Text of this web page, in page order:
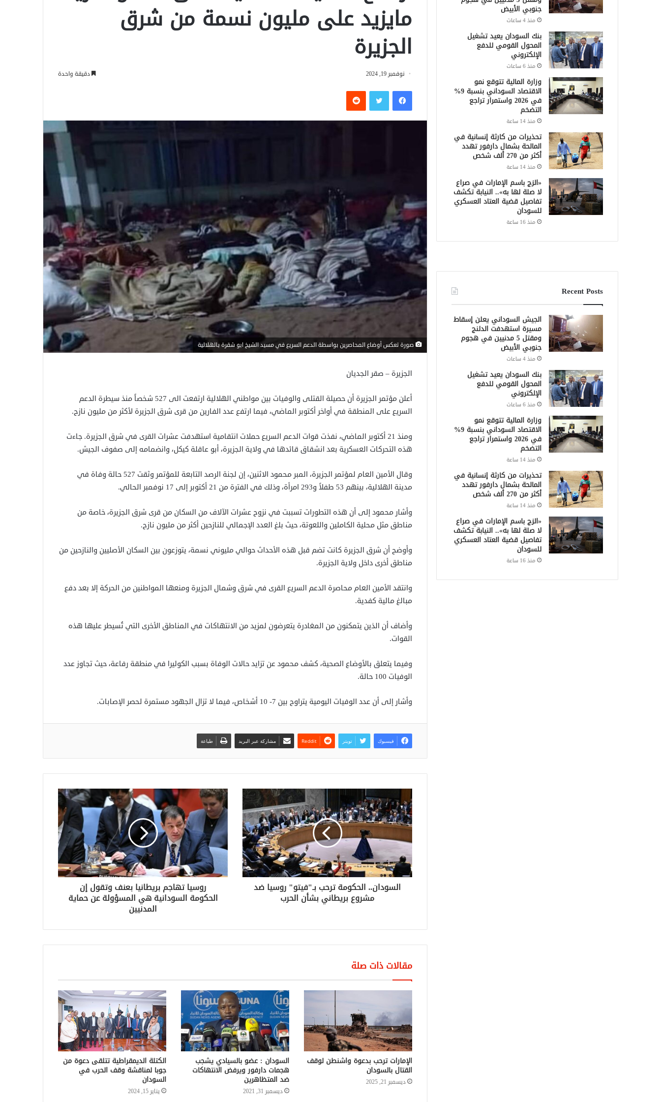
مايزيد على مليون نسمة من شرق
الجزيرة
نوفمبر 19, 2024 دقيقة واحدة
فيسبوكتويتر
صورة تعكس أوضاع المحاصرين بواسطة الدعم السريع في مسيد الشيخ ابو شقرة بالهلالية
الجزيرة – صقر الجديان
أعلن مؤتمر الجزيرة أن حصيلة القتلى والوفيات بين مواطني الهلالية ارتفعت الى 527 شخصاً منذ سيطرة الدعم
السريع على المنطقة في أواخر أكتوبر الماضي، فيما ارتفع عدد الفارين من قرى شرق الجزيرة لأكثر من مليون نازح.
ومنذ 21 أكتوبر الماضي، نفذت قوات الدعم السريع حملات انتقامية استهدفت عشرات القرى في شرق الجزيرة. جاءت
هذه التحركات العسكرية بعد انشقاق قائدها في ولاية الجزيرة، أبو عاقلة كيكل، وانضمامه إلى صفوف الجيش.
وقال الأمين العام لمؤتمر الجزيرة، المبر محمود الاثنين، إن لجنة الرصد التابعة للمؤتمر وثقت 527 حالة وفاة في
مدينة الهلالية، بينهم 53 طفلاً و293 امرأة، وذلك في الفترة من 21 أكتوبر إلى 17 نوفمبر الحالي.
وأشار محمود إلى أن هذه التطورات تسببت في نزوح عشرات الآلاف من السكان من قرى شرق الجزيرة، خاصة من
مناطق مثل محلية الكاملين واللعوتة، حيث بلغ العدد الإجمالي للنازحين أكثر من مليون نازح.
وأوضح أن شرق الجزيرة كانت تضم قبل هذه الأحداث حوالي مليوني نسمة، يتوزعون بين السكان الأصليين والنازحين من
مناطق أخرى داخل ولاية الجزيرة.
وانتقد الأمين العام محاصرة الدعم السريع القرى في شرق وشمال الجزيرة ومنعها المواطنين من الحركة إلا بعد دفع
مبالغ مالية كفدية.
وأضاف أن الذين يتمكنون من المغادرة يتعرضون لمزيد من الانتهاكات في المناطق الأخرى التي تُسيطر عليها هذه
القوات.
وفيما يتعلق بالأوضاع الصحية، كشف محمود عن تزايد حالات الوفاة بسبب الكوليرا في منطقة رفاعة، حيث تجاوز عدد
الوفيات 100 حالة.
وأشار إلى أن عدد الوفيات اليومية يتراوح بين 7- 10 أشخاص، فيما لا تزال الجهود مستمرة لحصر الإصابات.
فيسبوك تويتر مشاركة عبر البريد طباعة
السودان.. الحكومة ترحب بـ"فيتو" روسيا ضد
مشروع بريطاني بشأن الحرب
روسيا تهاجم بريطانيا بعنف وتقول إن
الحكومة السودانية هي المسؤولة عن حماية
المدنيين
مقالات ذات صلة
الإمارات ترحب بدعوة واشنطن لوقف
القتال بالسودان
ديسمبر 21, 2025
السودان : عضو بالسيادي يشجب
هجمات دارفور ويرفض الانتهاكات
ضد المتظاهرين
ديسمبر 31, 2021
الكتلة الديمقراطية تتلقى دعوة من
جوبا لمناقشة وقف الحرب في
السودان
يناير 15, 2024
جنوبي الأبيض
منذ 4 ساعات
بنك السودان يعيد تشغيل
المحول القومي للدفع
الإلكتروني
منذ 6 ساعات
وزارة المالية تتوقع نمو
الاقتصاد السوداني بنسبة 9%
في 2026 واستمرار تراجع
التضخم
منذ 14 ساعة
تحذيرات من كارثة إنسانية في
المالحة بشمال دارفور تهدد
أكثر من 270 ألف شخص
منذ 14 ساعة
«الزج باسم الإمارات في صراع
لا صلة لها به».. النيابة تكشف
تفاصيل قضية العتاد العسكري
للسودان
منذ 16 ساعة
Recent Posts
الجيش السوداني يعلن إسقاط
مسيرة استهدفت الدلنج
ومقتل 5 مدنيين في هجوم
جنوبي الأبيض
منذ 4 ساعات
بنك السودان يعيد تشغيل
المحول القومي للدفع
الإلكتروني
منذ 6 ساعات
وزارة المالية تتوقع نمو
الاقتصاد السوداني بنسبة 9%
في 2026 واستمرار تراجع
التضخم
منذ 14 ساعة
تحذيرات من كارثة إنسانية في
المالحة بشمال دارفور تهدد
أكثر من 270 ألف شخص
منذ 14 ساعة
«الزج باسم الإمارات في صراع
لا صلة لها به».. النيابة تكشف
تفاصيل قضية العتاد العسكري
للسودان
منذ 16 ساعة